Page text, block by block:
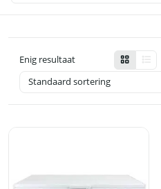
Enig resultaat